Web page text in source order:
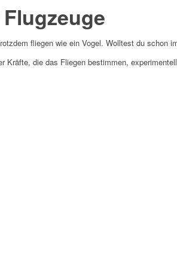
fliegen wie ein Vogel. Wolltest du schon
die das Fliegen bestimmen,